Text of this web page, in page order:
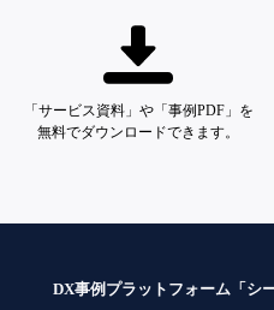
「サービス資料」や「事例PDF」を
無料でダウンロードできます。
DX事例プラットフォーム「シ